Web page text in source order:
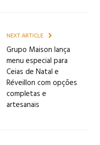
NEXT ARTICLE
Grupo Maison lança
menu especial para
Ceias de Natal e
Réveillon com opções
completas e
artesanais